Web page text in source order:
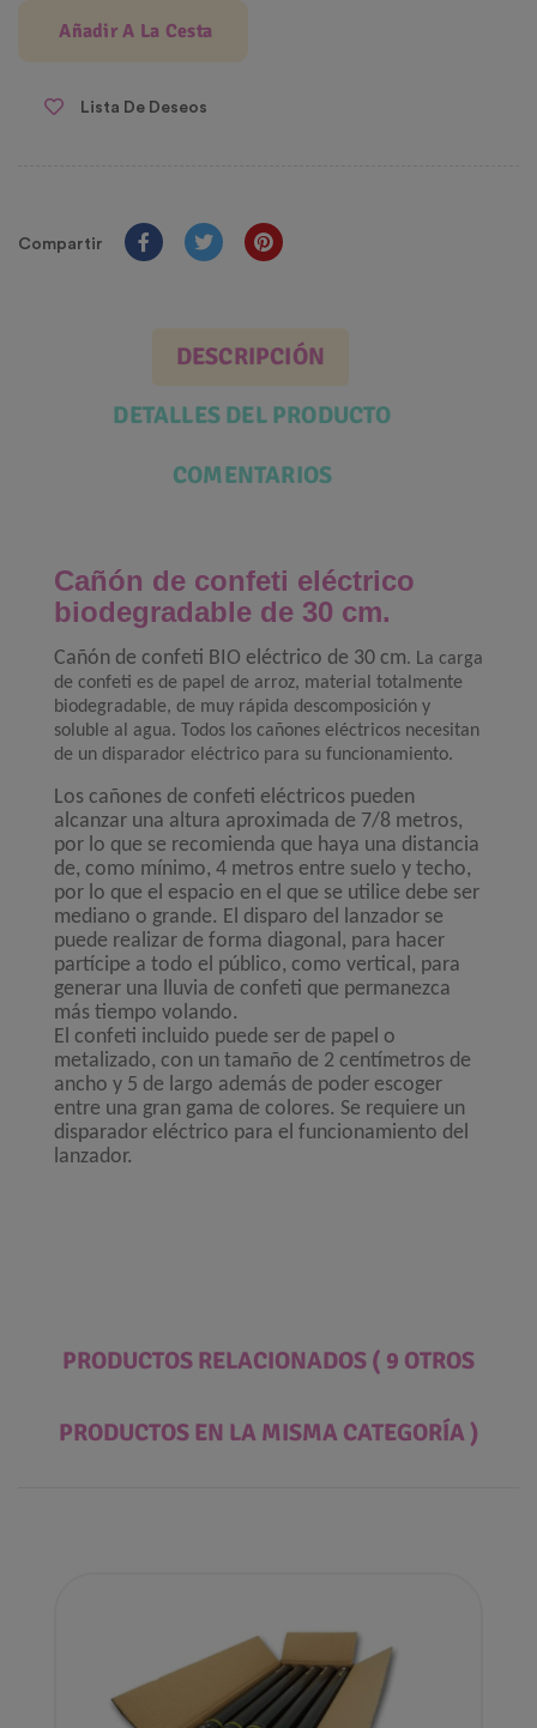
Añadir A La Cesta
Lista De Deseos
Compartir
DESCRIPCIÓN
DETALLES DEL PRODUCTO
COMENTARIOS
Cañón de confeti eléctrico
biodegradable de 30 cm.
Cañón de confeti BIO eléctrico de 30 cm. La carga
de confeti es de papel de arroz, material totalmente
biodegradable, de muy rápida descomposición y
soluble al agua. Todos los cañones eléctricos necesitan
de un disparador eléctrico para su funcionamiento.
Los cañones de confeti eléctricos pueden
alcanzar una altura aproximada de 7/8 metros,
por lo que se recomienda que haya una distancia
de, como mínimo, 4 metros entre suelo y techo,
por lo que el espacio en el que se utilice debe ser
mediano o grande. El disparo del lanzador se
puede realizar de forma diagonal, para hacer
partícipe a todo el público, como vertical, para
generar una lluvia de confeti que permanezca
más tiempo volando.
El confeti incluido puede ser de papel o
metalizado, con un tamaño de 2 centímetros de
ancho y 5 de largo además de poder escoger
entre una gran gama de colores. Se requiere un
disparador eléctrico para el funcionamiento del
lanzador.
PRODUCTOS RELACIONADOS ( 9 OTROS
PRODUCTOS EN LA MISMA CATEGORÍA )